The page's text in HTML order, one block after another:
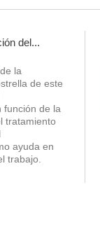
del...
la
de este
función de la
tratamiento
ayuda en
trabajo.